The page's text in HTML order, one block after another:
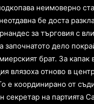
неимоверно
бе доста
за търговия с
започнатото дело
брат. За
влязоха отново в
е координирано от
секретар на партията